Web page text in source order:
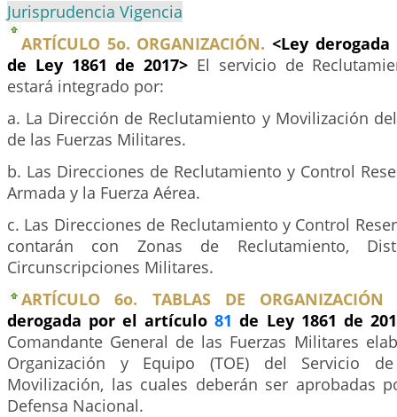
Jurisprudencia Vigencia
ARTÍCULO 5o. ORGANIZACIÓN. <Ley
de Ley 1861 de 2017> El servicio de
estará integrado por:
a. La Dirección de Reclutamiento y Movilización
de las Fuerzas Militares.
b. Las Direcciones de Reclutamiento y Control
Armada y la Fuerza Aérea.
c. Las Direcciones de Reclutamiento y Control
contarán con Zonas de Reclutamiento,
Circunscripciones Militares.
ARTÍCULO 6o. TABLAS DE ORGANIZACIÓN
derogada por el artículo81 de Ley 1861 de
Comandante General de las Fuerzas Militares
Organización y Equipo (TOE) del Servicio
Movilización, las cuales deberán ser aprobadas
Defensa Nacional.